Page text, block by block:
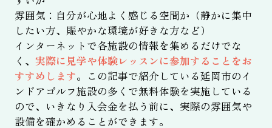
雰囲気：自分が心地よく感じる空間か（静かに集中
したい方、賑やかな環境が好きな方など）
インターネットで各施設の情報を集めるだけでな
く、 実際に見学や体験レッスンに参加することをお
すすめします。この記事で紹介している延岡市のイ
ンドアゴルフ施設の多くで無料体験を実施している
ので、いきなり入会金を払う前に、実際の雰囲気や
設備を確かめることができます。